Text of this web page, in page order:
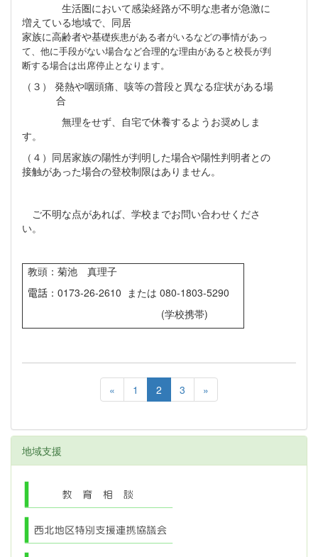
生活圏において感染経路が不明な患者が急激に
増えている地域で、同居
家族に高齢者や基礎疾患がある者がいるなどの事情があっ
て、他に手段がない場合など合理的な理由があると校長が判
断する場合は出席停止となります。
（３）
発熱や咽頭痛、咳等の普段と異なる症状がある場
合
無理をせず、自宅で休養するようお奨めしま
す。
（４）同居家族の陽性が判明した場合や陽性判明者との
接触があった場合の登校制限はありません。
ご不明な点があれば、学校までお問い合わせくださ
い。
教頭：菊池 真理子
電話 ：0173-26-2610 または 080-1803-5290
(学校携帯)
« 1 2 3 »
地域支援